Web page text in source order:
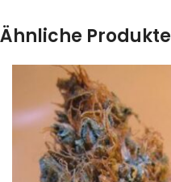
Ähnliche Produkte